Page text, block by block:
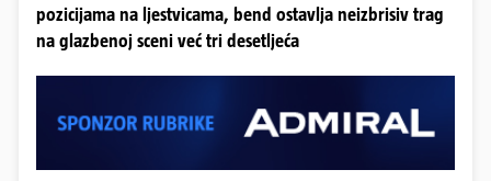
pozicijama na ljestvicama, bend ostavlja neizbrisiv trag
na glazbenoj sceni već tri desetljeća